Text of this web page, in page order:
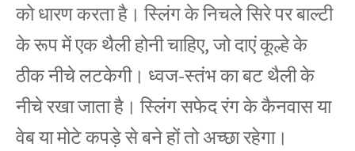
को धारण करता है। स्लिंग के निचले सिरे पर बाल्टी
के रूप में एक थैली होनी चाहिए, जो दाएं कूल्हे के
ठीक नीचे लटकेगी। ध्वज-स्तंभ का बट थैली के
नीचे रखा जाता है। स्लिंग सफेद रंग के कैनवास या
वेब या मोटे कपड़े से बने हों तो अच्छा रहेगा।